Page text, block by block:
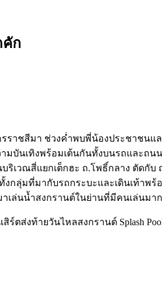
คัก
าชสีมา ช่วงค่ำพบพี่น้องประชาชนแ
บันเทิงพร้อมเต้นกันทั้งบนรถและถน
เวณสี่แยกเต็กฮะ ถ.โพธิ์กลาง ตัดกั
กลุ่มที่มากับรถกระบะและเดินเท้า
าเล่นน้ำสงกรานต์ในย่านที่มีคนเล่นมา
ส่งท้ายวันไหลสงกรานต์ Splash